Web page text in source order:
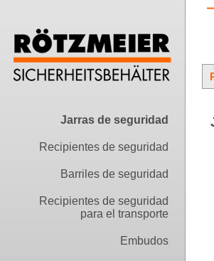
Jarras de seguridad
Recipientes de seguridad
Barriles de seguridad
Recipientes de seguridad
para el transporte
Embudos